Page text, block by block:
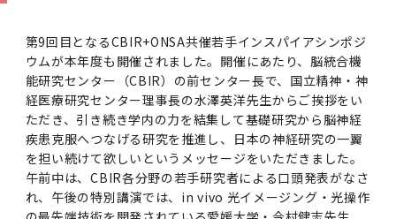
建物沿革
歴代校長及び学長
学生歌
ブランド
教育について
研究について
医療について
東京医科歯科大学の誓い
キャンパスマップ
運営組織トップ
大学組織一覧
学長・役員
副学長
広報誌・刊行物
広報誌・刊行物トップ
大学紹介動画
大学紹介動画トップ
大学概要（冊子）
大学の計画と評価
大学の計画と評価トップ
大学評価の制度について
四大学連合
四大学連合トップ
情報公開・個人情報
アドミッション・ポリシー
入試制度
入試制度トップ
学部入試の変更点（予告）
学部などについて
学部などについてトップ
学生生活などについて
大学院入学案内トップ
募集要項
募集要項トップ
医歯学総合研究科
WEB出願
アドミッション・ポリシー
聴講生・科目等履修生および大学院研究生募集
聴講生・科目等履修生および大学院研究生募集
トップ
医学部
歯学部
入学に関するお問い合わせ窓口
令和8年度（2026年度）総合知と癒しの次世代
フロントランナー育成プログラム Science
Tokyo Post-SPRING(医歯学系)春募集につい
て
令和7年度（2025年度）「総合知と癒しの次世
代フロントランナー育成プログラム Science
Tokyo SPRING(医歯学系)」対象学生の春募集
について
令和8年度（2026年度）トップレベルAI研究の
ための共創型エキスパート人材育成プログラム
対象学生（Science Tokyo BOOST（医歯学
系）生）の募集について
令和7年度トップレベルAI研究のための共創型
エキスパート人材育成プログラム対象学生（医
歯学系-BOOST生）の募集について
CS（クリニシャン・サイエンティスト）養成支
援制度トップ
令和８年度（2026年度）CS（クリニシャン・
サイエンティスト）養成支援制度の募集につい
て
授業・カリキュラム
授業・カリキュラムトップ
四大学連合･複合領域コース
教育要項（学部シラバス）
入学料・授業料・奨学金
入学料・授業料・奨学金トップ
授業料・入学料・検定料
留学情報
学生生活サポート
ポリシー
ポリシートップ
医学部（医学科･保健衛生学科）
歯学部（歯学科･口腔保健学科）
医学部（医学科･保健衛生学科）
医学部（医学科･保健衛生学科）トップ
医学科
歯学部（歯学科･口腔保健学科）
歯学部（歯学科･口腔保健学科）トップ
大学院医歯学総合研究科
歯学部（歯学科･口腔保健学科）
教養部
教養部トップ
公開講座・公開シンポジウム・講演会等のお知
らせ
大学院医歯学総合研究科
大学院医歯学総合研究科トップ
大学院保健衛生学研究科
歯科（歯系診療部門）
外部資金
外部資金トップ
研究費獲得支援
産学官連携
研究手続き
研究手続きトップ
倫理審査申請システム
研究活動
研究活動トップ
研究組織
大学基金
受験生 在学生
卒業生
企業・研究者・一般の方
病院をご利用の方
アクセス 学内サイト EN
第9回目となるCBIR+ONSA共催若手インスパイアシンポジ
ウムが本年度も開催されました。開催にあたり、脳統合機
能研究センター（CBIR）の前センター長で、国立精神・神
経医療研究センター理事長の水澤英洋先生からご挨拶をい
ただき、引き続き学内の力を結集して基礎研究から脳神経
疾患克服へつなげる研究を推進し、日本の神経研究の一翼
を担い続けて欲しいというメッセージをいただきました。
午前中は、CBIR各分野の若手研究者による口頭発表がなさ
れ、午後の特別講演では、in vivo 光イメージング・光操作